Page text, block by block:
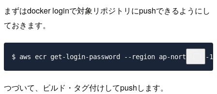
まずはdocker loginで対象リポジトリにpushできるようにし
ておきます。
つづいて、ビルド・タグ付けしてpushします。